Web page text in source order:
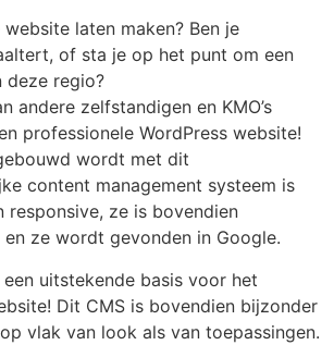
laten maken? Ben je
of sta je op het punt om een
deze regio?
andere zelfstandigen en KMO’s
professionele WordPress website!
wordt met dit
content management systeem is
responsive, ze is bovendien
ze wordt gevonden in Google.
uitstekende basis voor het
Dit CMS is bovendien bijzonder
vlak van look als van toepassingen.